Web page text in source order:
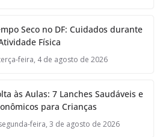
Seco no DF: Cuidados durante
Física
feira, 4 de agosto de 2026
às Aulas: 7 Lanches Saudáveis e
para Crianças
feira, 3 de agosto de 2026